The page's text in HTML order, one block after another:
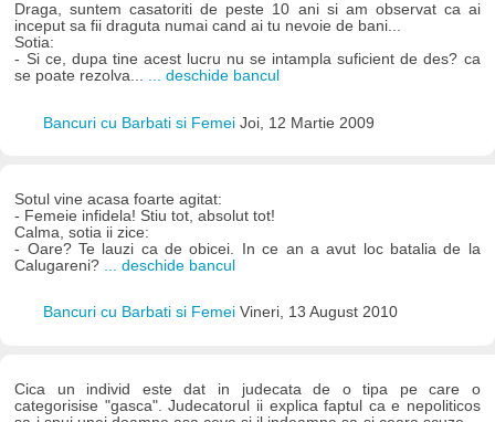
Draga, suntem casatoriti de peste 10 ani si am observat ca ai
inceput sa fii draguta numai cand ai tu nevoie de bani...
Sotia:
- Si ce, dupa tine acest lucru nu se intampla suficient de des? ca
se poate rezolva... ... deschide bancul
Bancuri cu Barbati si Femei Joi, 12 Martie 2009
Sotul vine acasa foarte agitat:
- Femeie infidela! Stiu tot, absolut tot!
Calma, sotia ii zice:
- Oare? Te lauzi ca de obicei. In ce an a avut loc batalia de la
Calugareni? ... deschide bancul
Bancuri cu Barbati si Femei Vineri, 13 August 2010
Cica un individ este dat in judecata de o tipa pe care o
categorisise "gasca". Judecatorul ii explica faptul ca e nepoliticos